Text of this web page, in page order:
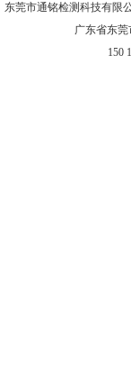
东莞市通铭检测科技有限
广东省东
150